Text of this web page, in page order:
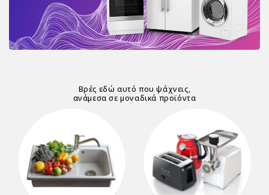
Βρές εδώ αυτό που ψάχνεις,
ανάμεσα σε μοναδικά προϊόντα